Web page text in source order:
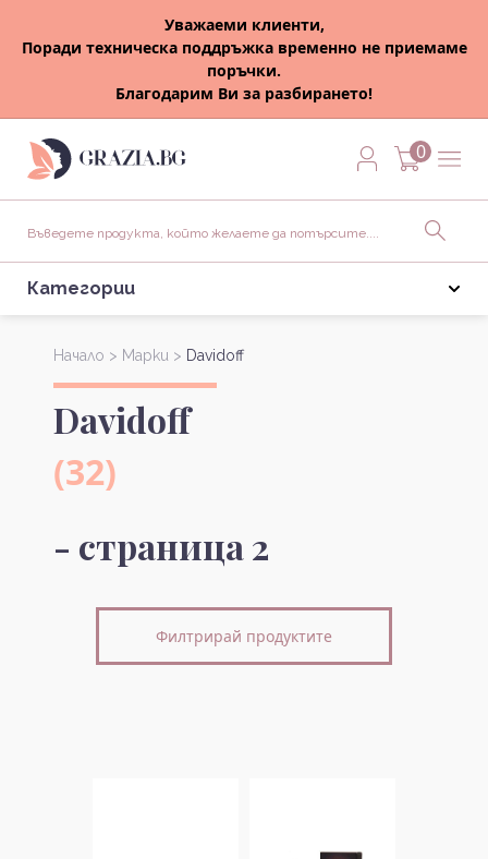
Уважаеми клиенти,
Поради техническа поддръжка временно не приемаме
поръчки.
Благодарим Ви за разбирането!
0
Категории
Начало > Марки > Davidoff
Davidoff
(32)
- страница 2
Филтрирай продуктите